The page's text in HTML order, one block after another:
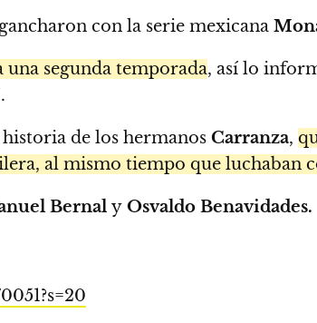
con la serie mexicana
una segunda temporada, así lo
de los hermanos Carranza,
al mismo tiempo que luchaban
Bernal y Osvaldo Benavidades.